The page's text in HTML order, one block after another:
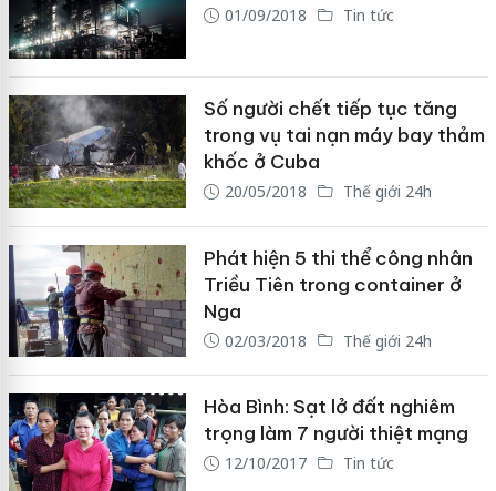
01/09/2018 Tin tức
Số người chết tiếp tục tăng
trong vụ tai nạn máy bay thảm
khốc ở Cuba
20/05/2018 Thế giới 24h
Phát hiện 5 thi thể công nhân
Triều Tiên trong container ở
Nga
02/03/2018 Thế giới 24h
Hòa Bình: Sạt lở đất nghiêm
trọng làm 7 người thiệt mạng
12/10/2017 Tin tức